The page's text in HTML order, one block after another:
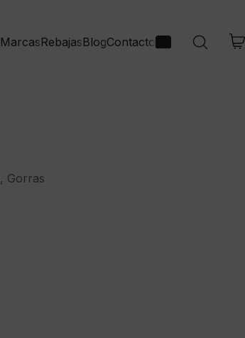
MarcasRebajasBlogContacto
, Gorras